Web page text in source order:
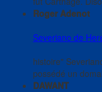
Roger Adenot
Severiano de
histoire"
possédé un
DAWANT